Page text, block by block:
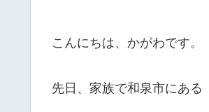
こんにちは、かがわです。
先日、家族で和泉市にある